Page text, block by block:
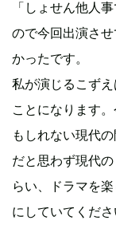
「しょせん他人
ので今回出演さ
かったです。
私が演じるこず
ことになります
もしれない現代
だと思わず現代
らい、ドラマを
にしていてくださ